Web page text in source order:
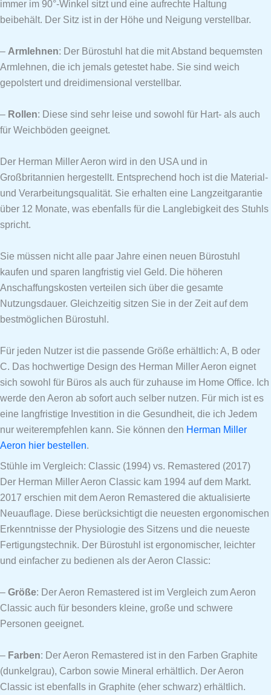
immer im 90°-Winkel sitzt und eine aufrechte Haltung
beibehält. Der Sitz ist in der Höhe und Neigung verstellbar.
– Armlehnen: Der Bürostuhl hat die mit Abstand bequemsten
Armlehnen, die ich jemals getestet habe. Sie sind weich
gepolstert und dreidimensional verstellbar.
– Rollen: Diese sind sehr leise und sowohl für Hart- als auch
für Weichböden geeignet.
Der Herman Miller Aeron wird in den USA und in
Großbritannien hergestellt. Entsprechend hoch ist die Material-
und Verarbeitungsqualität. Sie erhalten eine Langzeitgarantie
über 12 Monate, was ebenfalls für die Langlebigkeit des Stuhls
spricht.
Sie müssen nicht alle paar Jahre einen neuen Bürostuhl
kaufen und sparen langfristig viel Geld. Die höheren
Anschaffungskosten verteilen sich über die gesamte
Nutzungsdauer. Gleichzeitig sitzen Sie in der Zeit auf dem
bestmöglichen Bürostuhl.
Für jeden Nutzer ist die passende Größe erhältlich: A, B oder
C. Das hochwertige Design des Herman Miller Aeron eignet
sich sowohl für Büros als auch für zuhause im Home Office. Ich
werde den Aeron ab sofort auch selber nutzen. Für mich ist es
eine langfristige Investition in die Gesundheit, die ich Jedem
nur weiterempfehlen kann. Sie können den Herman Miller
Aeron hier bestellen.
Stühle im Vergleich: Classic (1994) vs. Remastered (2017)
Der Herman Miller Aeron Classic kam 1994 auf dem Markt.
2017 erschien mit dem Aeron Remastered die aktualisierte
Neuauflage. Diese berücksichtigt die neuesten ergonomischen
Erkenntnisse der Physiologie des Sitzens und die neueste
Fertigungstechnik. Der Bürostuhl ist ergonomischer, leichter
und einfacher zu bedienen als der Aeron Classic:
– Größe: Der Aeron Remastered ist im Vergleich zum Aeron
Classic auch für besonders kleine, große und schwere
Personen geeignet.
– Farben: Der Aeron Remastered ist in den Farben Graphite
(dunkelgrau), Carbon sowie Mineral erhältlich. Der Aeron
Classic ist ebenfalls in Graphite (eher schwarz) erhältlich.